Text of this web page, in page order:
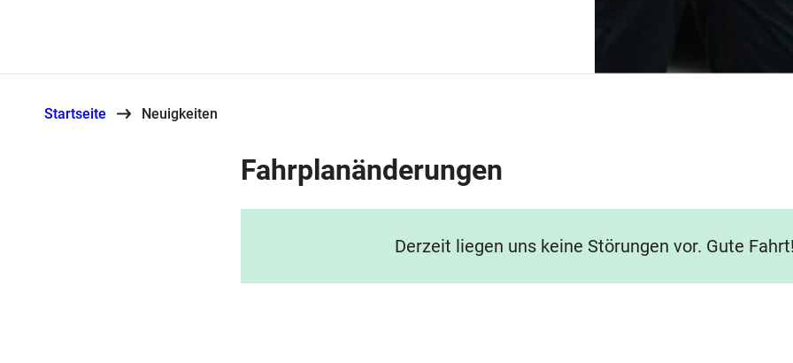
Startseite Neuigkeiten
Fahrplanänderungen
Derzeit liegen uns keine Störungen vor. Gute